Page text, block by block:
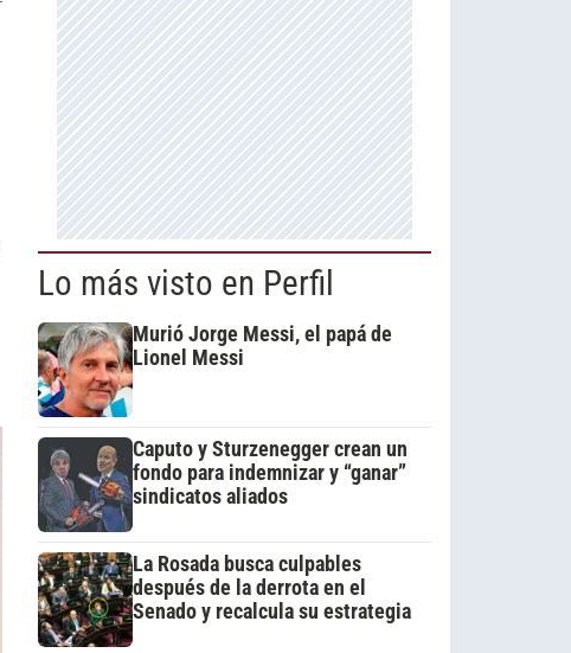
Lo más visto en Perfil
Murió Jorge Messi, el papá de
Lionel Messi
Caputo y Sturzenegger crean un
fondo para indemnizar y “ganar”
sindicatos aliados
La Rosada busca culpables
después de la derrota en el
Senado y recalcula su estrategia